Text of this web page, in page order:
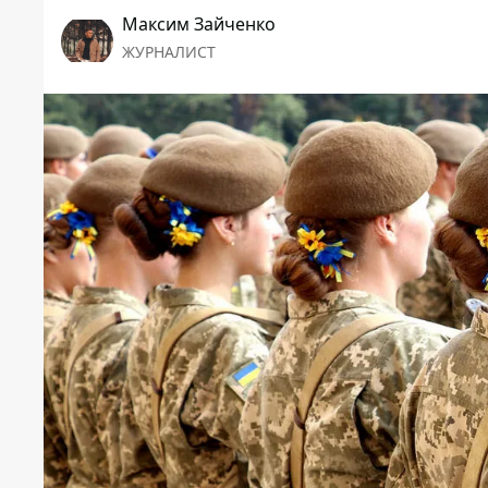
Максим Зайченко
ЖУРНАЛИСТ